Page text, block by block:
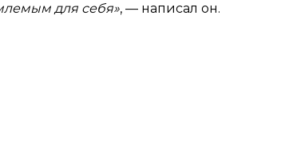
для себя», — написал он.